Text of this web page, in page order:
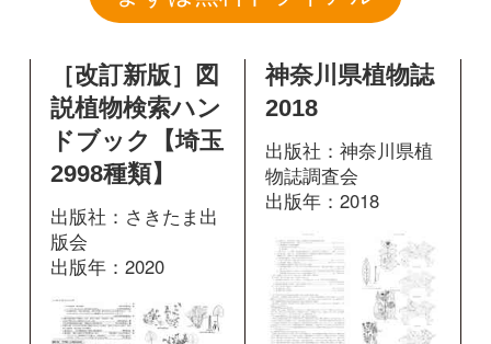
出版年：2020
掲載ページ：282
ページ
図鑑を開く
掲載ページ： 960 ペ
図鑑を開く
原色図鑑 芽ば
高尾山に咲く花